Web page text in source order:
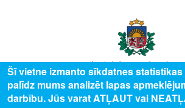
© 2025 Valsts izglītības attīstības aģentūra,
Šī vietne izmanto sīkdatnes
palīdz mums analizēt lapas
darbību. Jūs varat ATĻAUT vai